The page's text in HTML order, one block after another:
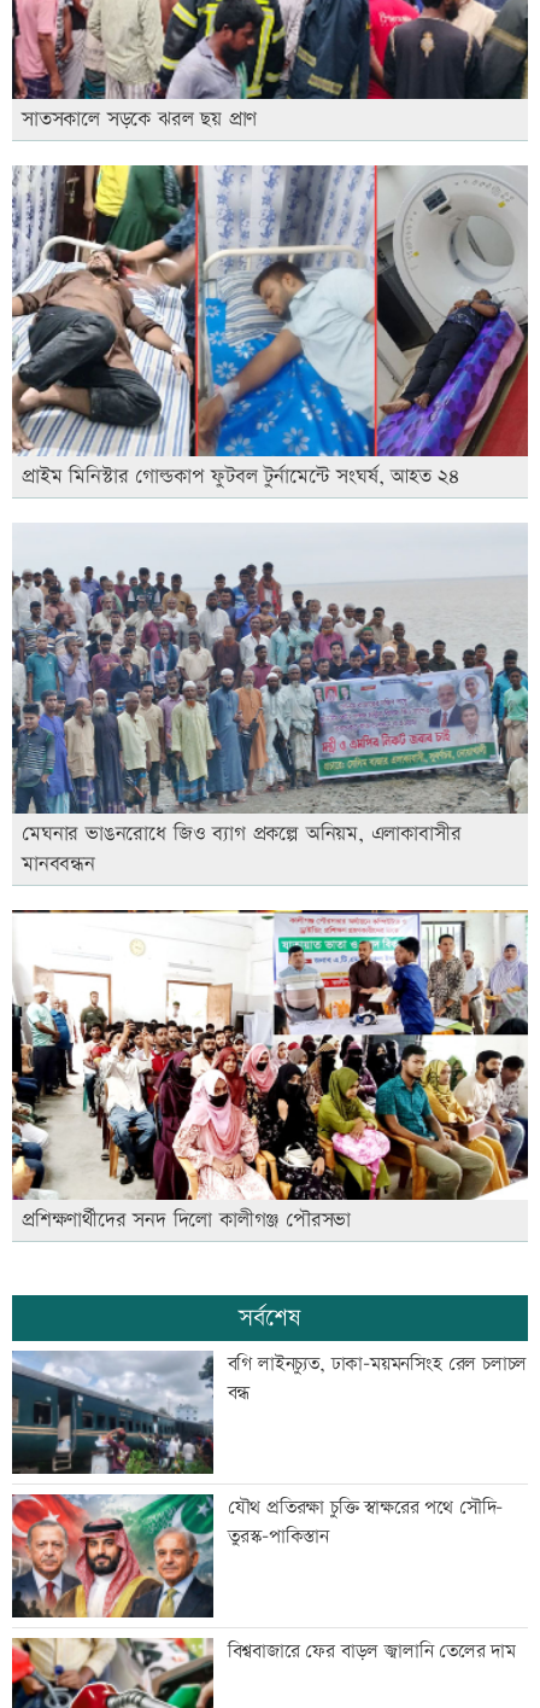
সাতসকালে সড়কে ঝরল ছয় প্রাণ
প্রাইম মিনিস্টার গোল্ডকাপ ফুটবল টুর্নামেন্টে সংঘর্ষ, আহত ২৪
মেঘনার ভাঙনরোধে জিও ব্যাগ প্রকল্পে অনিয়ম, এলাকাবাসীর
মানববন্ধন
প্রশিক্ষণার্থীদের সনদ দিলো কালীগঞ্জ পৌরসভা
সর্বশেষ
বগি লাইনচ্যুত, ঢাকা-ময়মনসিংহ রেল চলাচল
বন্ধ
যৌথ প্রতিরক্ষা চুক্তি স্বাক্ষরের পথে সৌদি-
তুরস্ক-পাকিস্তান
বিশ্ববাজারে ফের বাড়ল জ্বালানি তেলের দাম